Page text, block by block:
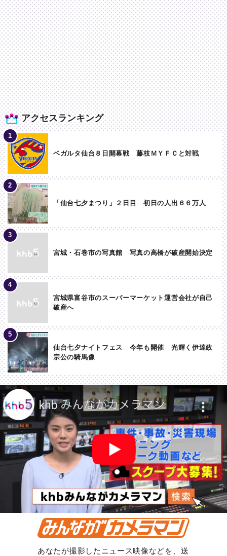
アクセスランキング
ベガルタ仙台８日開幕戦 藤枝ＭＹＦＣと対戦
「仙台七夕まつり」２日目 初日の人出６６万人
宮城・石巻市の写真館 写真の高橋が破産開始決定
宮城県富谷市のスーパーマーケット運営会社が自己
破産へ
仙台七夕ナイトフェス 今年も開催 光輝く伊達政
宗公の騎馬像
あなたが撮影したニュース映像などを、送